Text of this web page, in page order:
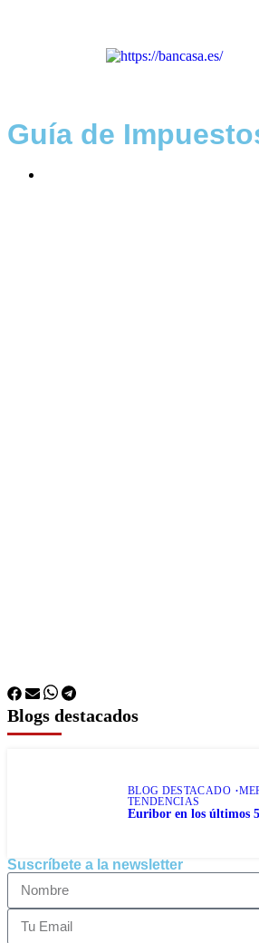
Guía de
Blogs destacados
BLOG DESTACADO
TENDENCIAS
Euribor en los últimos
Suscríbete a la newsletter